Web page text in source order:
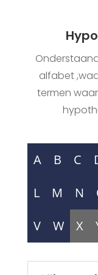
alfabet
termen
A B C
L
M N
V
W X